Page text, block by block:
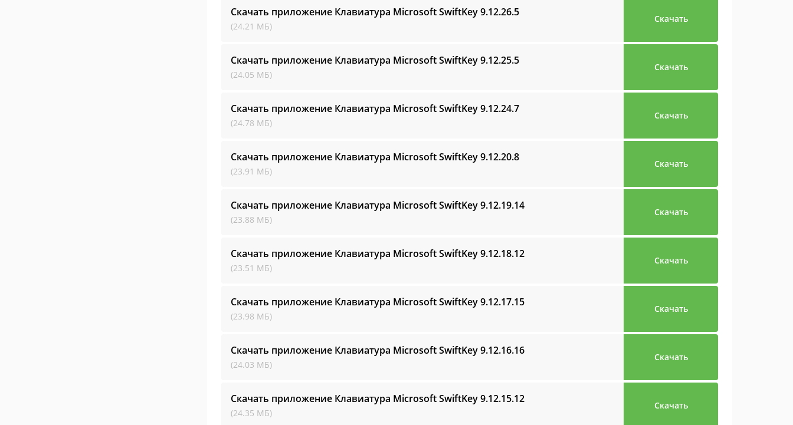
Скачать приложение Клавиатура Microsoft SwiftKey9.12.26.5
(24.21 МБ)
Скачать
Скачать приложение Клавиатура Microsoft SwiftKey9.12.25.5
(24.05 МБ)
Скачать
Скачать приложение Клавиатура Microsoft SwiftKey9.12.24.7
(24.78 МБ)
Скачать
Скачать приложение Клавиатура Microsoft SwiftKey9.12.20.8
(23.91 МБ)
Скачать
Скачать приложение Клавиатура Microsoft SwiftKey9.12.19.14
(23.88 МБ)
Скачать
Скачать приложение Клавиатура Microsoft SwiftKey9.12.18.12
(23.51 МБ)
Скачать
Скачать приложение Клавиатура Microsoft SwiftKey9.12.17.15
(23.98 МБ)
Скачать
Скачать приложение Клавиатура Microsoft SwiftKey9.12.16.16
(24.03 МБ)
Скачать
Скачать приложение Клавиатура Microsoft SwiftKey9.12.15.12
(24.35 МБ)
Скачать